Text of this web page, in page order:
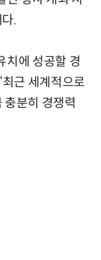
.
치에 성공할 경
근 세계적으로
충분히 경쟁력